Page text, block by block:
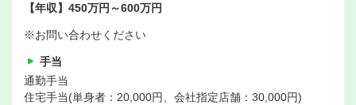
【年収】450万円～600万円
※お問い合わせください
手当
通勤手当
住宅手当(単身者：20,000円、会社指定店舗：30,000円)